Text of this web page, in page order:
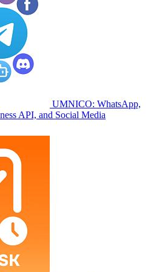
UMNICO: WhatsApp,
API, and Social Media